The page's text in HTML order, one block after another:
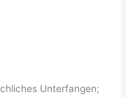
Unterfangen;